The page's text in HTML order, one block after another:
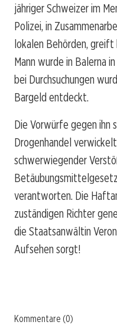
jähriger Schweizer im
Polizei, in
lokalen Behörden, greift
Mann wurde in Balerna
bei Durchsuchungen
Bargeld entdeckt.
Die Vorwürfe gegen ihn
Drogenhandel
schwerwiegender
verantworten. Die
zuständigen Richter
die Staatsanwältin
Aufsehen sorgt!
Kommentare (0)